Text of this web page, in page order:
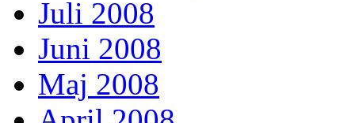
Juli 2008
Juni 2008
Maj 2008